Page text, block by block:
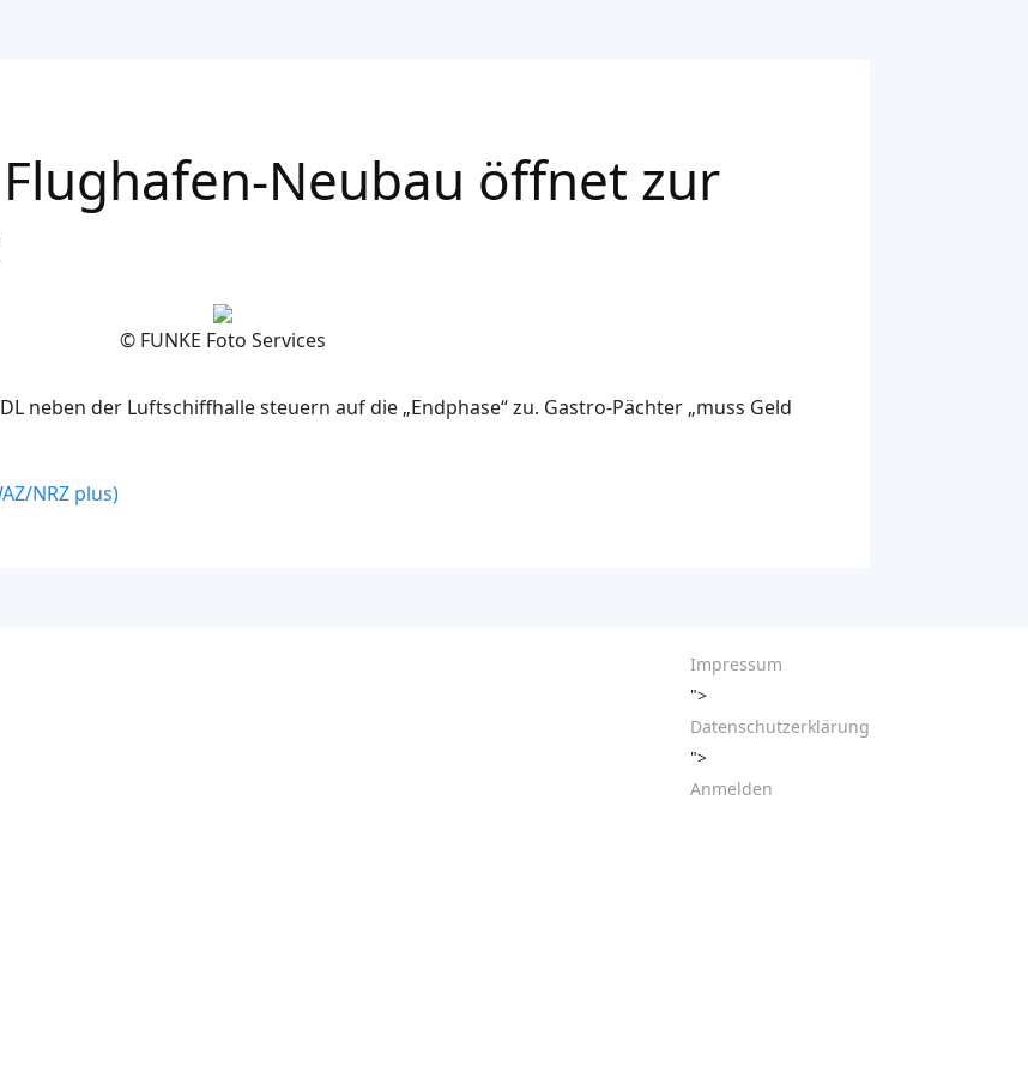
Neubau öffnet zur
© FUNKE Foto Services
neben der Luftschiffhalle steuern auf die „Endphase“ zu. Gastro-Pächter „muss Geld
NRZ plus)
Impressum
">
Datenschutzerklärung
">
Anmelden